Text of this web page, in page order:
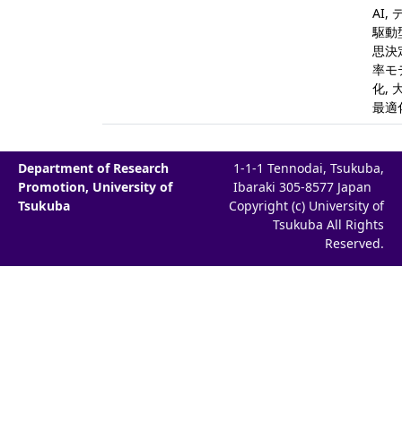
AI,
駆動
思決
率モ
化,
最適
Department of Research
Promotion, University of
Tsukuba
1-1-1 Tennodai, Tsukuba,
Ibaraki 305-8577 Japan
Copyright (c) University of
Tsukuba All Rights
Reserved.